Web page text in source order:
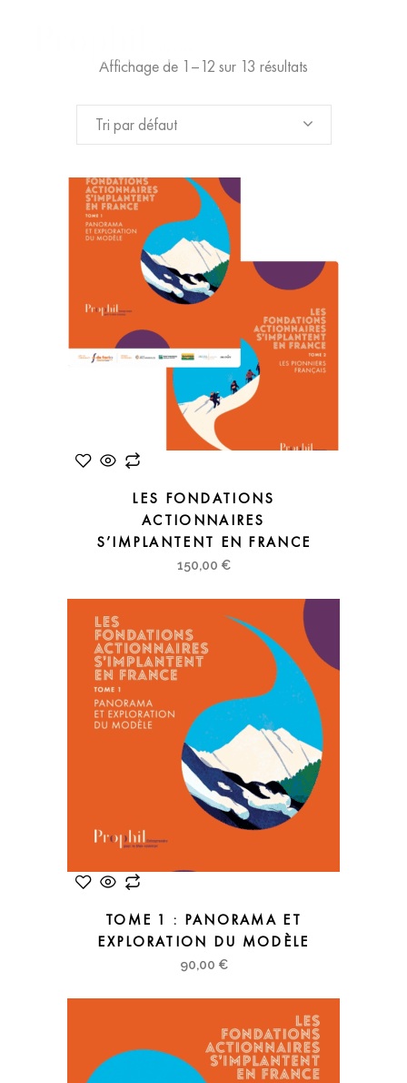
Affichage de 1–12 sur 13 résultats
Tri par défaut
LES FONDATIONS
ACTIONNAIRES
S’IMPLANTENT EN FRANCE
150,00 €
TOME 1 : PANORAMA ET
EXPLORATION DU MODÈLE
90,00 €